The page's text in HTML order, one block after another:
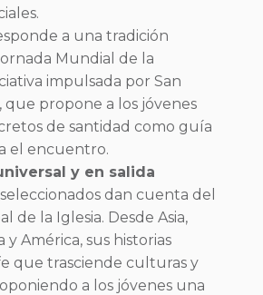
a una tradición
Mundial de la
impulsada por San
que propone a los jóvenes
de santidad como guía
el encuentro.
y en salida
dan cuenta del
de la Iglesia. Desde Asia,
y América, sus historias
que trasciende culturas y
a los jóvenes una